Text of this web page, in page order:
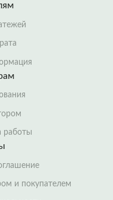
работы
и покупателем